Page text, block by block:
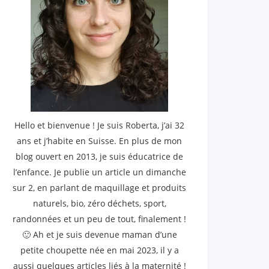
Hello et bienvenue ! Je suis Roberta, j’ai 32
ans et j’habite en Suisse. En plus de mon
blog ouvert en 2013, je suis éducatrice de
l’enfance. Je publie un article un dimanche
sur 2, en parlant de maquillage et produits
naturels, bio, zéro déchets, sport,
randonnées et un peu de tout, finalement !
🙂 Ah et je suis devenue maman d’une
petite choupette née en mai 2023, il y a
aussi quelques articles liés à la maternité !